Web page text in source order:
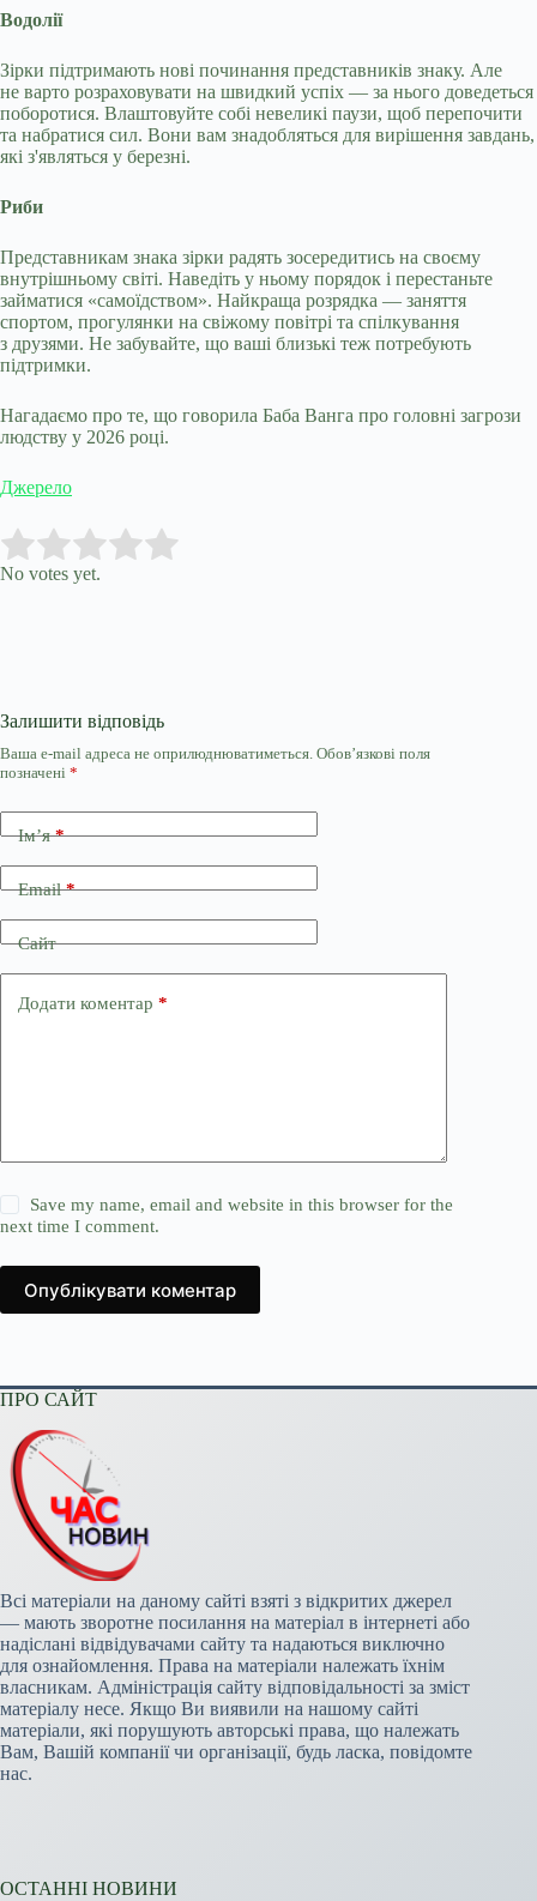
Водолії
Зірки підтримають нові починання представників знаку. Але
не варто розраховувати на швидкий успіх — за нього доведеться
поборотися. Влаштовуйте собі невеликі паузи, щоб перепочити
та набратися сил. Вони вам знадобляться для вирішення завдань,
які з'являться у березні.
Риби
Представникам знака зірки радять зосередитись на своєму
внутрішньому світі. Наведіть у ньому порядок і перестаньте
займатися «самоїдством». Найкраща розрядка — заняття
спортом, прогулянки на свіжому повітрі та спілкування
з друзями. Не забувайте, що ваші близькі теж потребують
підтримки.
Нагадаємо про те, що говорила Баба Ванга про головні загрози
людству у 2026 році.
Джерело
Rate this item:
No votes yet.
Залишити відповідь
Ваша e-mail адреса не оприлюднюватиметься. Обов’язкові поля
позначені *
Ім’я*
Email*
Сайт
Додати коментар *
Save my name, email and website in this browser for the
next time I comment.
Опублікувати коментар
ПРО САЙТ
Всі матеріали на даному сайті взяті з відкритих джерел
— мають зворотне посилання на матеріал в інтернеті або
надіслані відвідувачами сайту та надаються виключно
для ознайомлення. Права на матеріали належать їхнім
власникам. Адміністрація сайту відповідальності за зміст
матеріалу несе. Якщо Ви виявили на нашому сайті
матеріали, які порушують авторські права, що належать
Вам, Вашій компанії чи організації, будь ласка, повідомте
нас.
ОСТАННІ НОВИНИ